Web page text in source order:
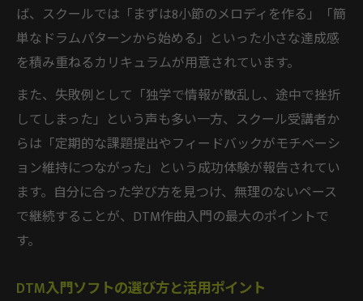
ば、スクールでは「まずは8小節のメロディを作る」「簡
単なドラムパターンから始める」といった小さな達成感
を積み重ねるカリキュラムが用意されています。
また、失敗例として「独学で情報が散乱し、途中で挫折
してしまった」という声も多い一方、スクール受講者か
らは「定期的な課題提出やフィードバックがモチベーシ
ョン維持につながった」という成功体験が報告されてい
ます。自分に合った学び方を見つけ、無理のないペース
で継続することが、DTM作曲入門の最大のポイントで
す。
DTM入門ソフトの選び方と活用ポイント